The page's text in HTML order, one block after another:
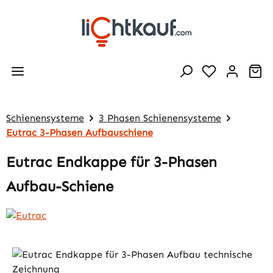
Zum Hauptinhalt springen
Schienensysteme
3 Phasen Schienensysteme
Eutrac 3-Phasen Aufbauschiene
Eutrac Endkappe für 3-Phasen
Aufbau-Schiene
Bildergalerie überspringen